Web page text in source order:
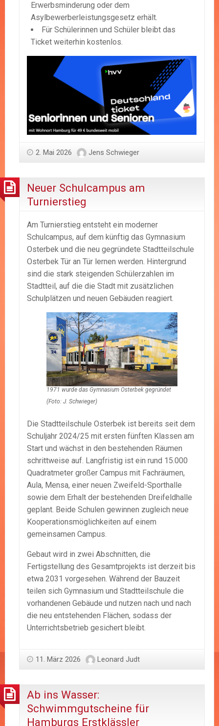
Erwerbsminderung oder dem
Asylbewerberleistungsgesetz erhält.
Für Schülerinnen und Schüler bleibt das
Ticket weiterhin kostenlos.
2. Mai 2026 Jens Schwieger
Neuer Schulcampus am
Turnierstieg
Am Turnierstieg entsteht ein moderner
Schulcampus, auf dem künftig das Gymnasium
Osterbek und die neu gegründete Stadtteilschule
Osterbek Tür an Tür lernen werden. Hintergrund
sind die stark steigenden Schülerzahlen im
Stadtteil, auf die die Stadt mit zusätzlichen
Schulplätzen und neuen Gebäuden reagiert.
1971 wurde das Gymnasium Osterbek gegründet
(Foto: J. Schwieger)
Die Stadtteilschule Osterbek ist bereits seit dem
Schuljahr 2024/25 mit ersten fünften Klassen am
Start und wächst in den bestehenden Räumen
schrittweise auf. Langfristig ist ein rund 15.000
Quadratmeter großer Campus mit Fachräumen,
Aula, Mensa, einer neuen Zweifeld-Sporthalle
sowie dem Erhalt der bestehenden Dreifeldhalle
geplant. Beide Schulen gewinnen zugleich neue
Kooperationsmöglichkeiten auf einem
gemeinsamen Campus.
Gebaut wird in zwei Abschnitten, die
Fertigstellung des Gesamtprojekts ist derzeit bis
etwa 2031 vorgesehen. Während der Bauzeit
teilen sich Gymnasium und Stadtteilschule die
vorhandenen Gebäude und nutzen nach und nach
die neu entstehenden Flächen, sodass der
Unterrichtsbetrieb gesichert bleibt.
11. März 2026 Leonard Judt
Ab ins Wasser:
Schwimmgutscheine für
Hamburgs Erstklässler